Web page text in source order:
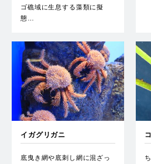
ゴ礁域に生息する藻類に擬
態…
イガグリガニ
底曳き網や底刺し網に混ざっ